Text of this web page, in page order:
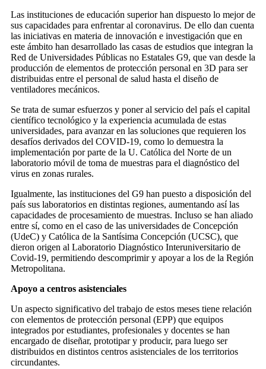
Las instituciones de educación superior han dispuesto lo mejor de
sus capacidades para enfrentar al coronavirus. De ello dan cuenta
las iniciativas en materia de innovación e investigación que en
este ámbito han desarrollado las casas de estudios que integran la
Red de Universidades Públicas no Estatales G9, que van desde la
producción de elementos de protección personal en 3D para ser
distribuidas entre el personal de salud hasta el diseño de
ventiladores mecánicos.
Se trata de sumar esfuerzos y poner al servicio del país el capital
científico tecnológico y la experiencia acumulada de estas
universidades, para avanzar en las soluciones que requieren los
desafíos derivados del COVID-19, como lo demuestra la
implementación por parte de la U. Católica del Norte de un
laboratorio móvil de toma de muestras para el diagnóstico del
virus en zonas rurales.
Igualmente, las instituciones del G9 han puesto a disposición del
país sus laboratorios en distintas regiones, aumentando así las
capacidades de procesamiento de muestras. Incluso se han aliado
entre sí, como en el caso de las universidades de Concepción
(UdeC) y Católica de la Santísima Concepción (UCSC), que
dieron origen al Laboratorio Diagnóstico Interuniversitario de
Covid-19, permitiendo descomprimir y apoyar a los de la Región
Metropolitana.
Apoyo a centros asistenciales
Un aspecto significativo del trabajo de estos meses tiene relación
con elementos de protección personal (EPP) que equipos
integrados por estudiantes, profesionales y docentes se han
encargado de diseñar, prototipar y producir, para luego ser
distribuidos en distintos centros asistenciales de los territorios
circundantes.